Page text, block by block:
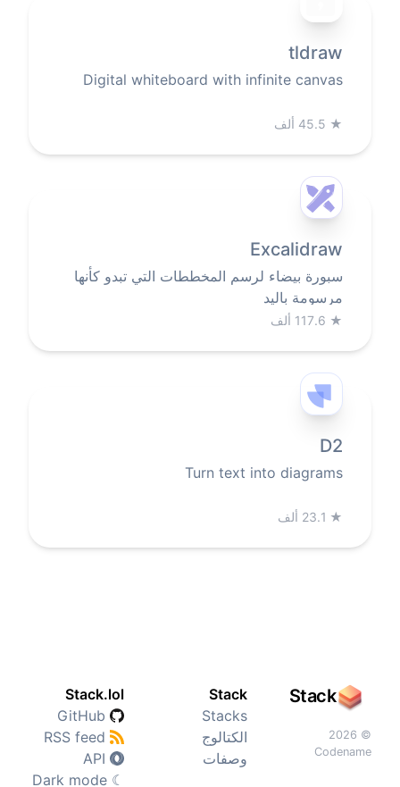
tldraw
Digital whiteboard with infinite canvas
★ 45.5 ألف
Excalidraw
سبورة بيضاء لرسم المخططات التي تبدو كأنها
مرسومة باليد
★ 117.6 ألف
D2
Turn text into diagrams
★ 23.1 ألف
Stack
© 2026
Codename
Stack
Stacks
الكتالوج
وصفات
Stack.lol
☾
Dark mode